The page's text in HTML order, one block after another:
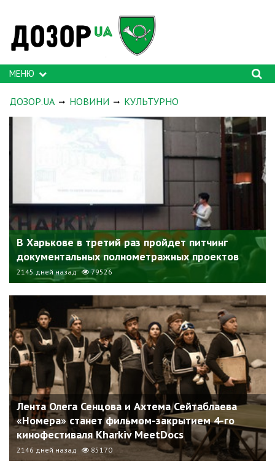
МЕНЮ
ДОЗОР.UA НОВИНИ КУЛЬТУРНО
В Харькове в третий раз пройдет питчинг
документальных полнометражных проектов
2145 дней назад 79526
Лента Олега Сенцова и Ахтема Сейтаблаева
«Номера» станет фильмом-закрытием 4-го
кинофестиваля Kharkiv MeetDocs
2146 дней назад 85170